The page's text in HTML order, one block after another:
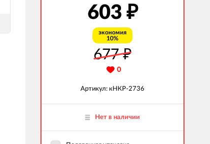
603 ₽
экономия
10%
677₽
0
Артикул: кНКР-2736
Нет в наличии